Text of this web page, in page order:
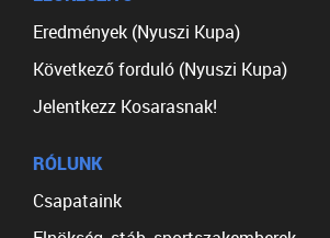
Eredmények (Nyuszi Kupa)
Következő forduló (Nyuszi Kupa)
Jelentkezz Kosarasnak!
RÓLUNK
Csapataink